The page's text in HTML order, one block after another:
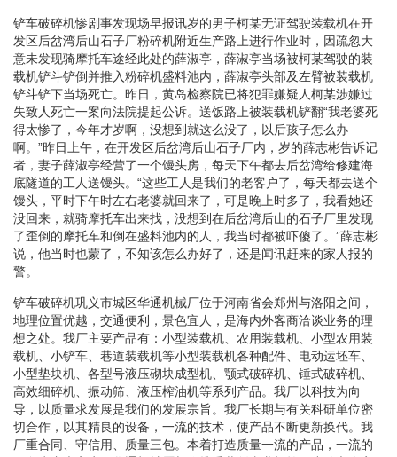
铲车破碎机惨剧事发现场早报讯岁的男子柯某无证驾驶装载机在开
发区后岔湾后山石子厂粉碎机附近生产路上进行作业时，因疏忽大
意未发现骑摩托车途经此处的薛淑亭，薛淑亭当场被柯某驾驶的装
载机铲斗铲倒并推入粉碎机盛料池内，薛淑亭头部及左臂被装载机
铲斗铲下当场死亡。昨日，黄岛检察院已将犯罪嫌疑人柯某涉嫌过
失致人死亡一案向法院提起公诉。送饭路上被装载机铲翻“我老婆死
得太惨了，今年才岁啊，没想到就这么没了，以后孩子怎么办
啊。”昨日上午，在开发区后岔湾后山石子厂内，岁的薛志彬告诉记
者，妻子薛淑亭经营了一个馒头房，每天下午都去后岔湾给修建海
底隧道的工人送馒头。“这些工人是我们的老客户了，每天都去送个
馒头，平时下午时左右老婆就回来了，可是晚上时多了，我看她还
没回来，就骑摩托车出来找，没想到在后岔湾后山的石子厂里发现
了歪倒的摩托车和倒在盛料池内的人，我当时都被吓傻了。”薛志彬
说，他当时也蒙了，不知该怎么办好了，还是闻讯赶来的家人报的
警。
铲车破碎机巩义市城区华通机械厂位于河南省会郑州与洛阳之间，
地理位置优越，交通便利，景色宜人，是海内外客商洽谈业务的理
想之处。我厂主要产品有：小型装载机、农用装载机、小型农用装
载机、小铲车、巷道装载机等小型装载机各种配件、电动运坯车、
小型垫块机、各型号液压砌块成型机、颚式破碎机、锤式破碎机、
高效细碎机、振动筛、液压榨油机等系列产品。我厂以科技为向
导，以质量求发展是我们的发展宗旨。我厂长期与有关科研单位密
切合作，以其精良的设备，一流的技术，使产品不断更新换代。我
厂重合同、守信用、质量三包。本着打造质量一流的产品，一流的